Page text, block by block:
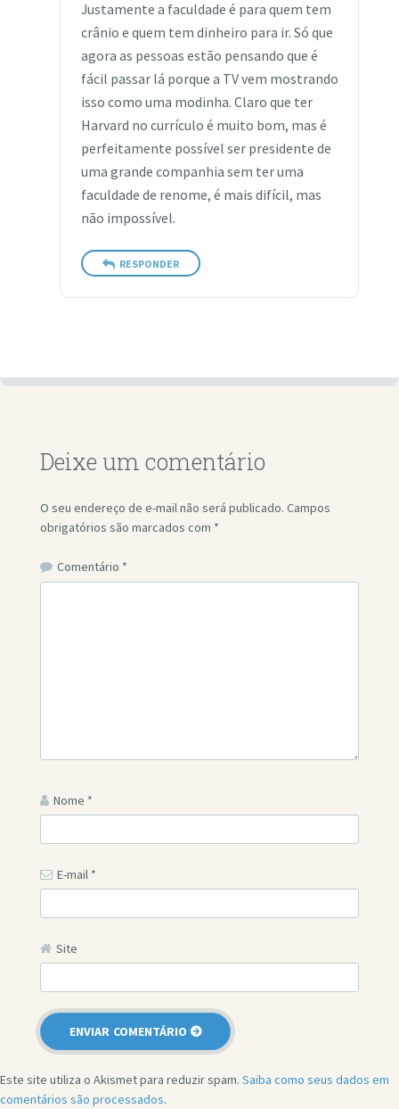
Justamente a faculdade é para quem tem
crânio e quem tem dinheiro para ir. Só que
agora as pessoas estão pensando que é
fácil passar lá porque a TV vem mostrando
isso como uma modinha. Claro que ter
Harvard no currículo é muito bom, mas é
perfeitamente possível ser presidente de
uma grande companhia sem ter uma
faculdade de renome, é mais difícil, mas
não impossível.
RESPONDER
Deixe um comentário
O seu endereço de e-mail não será publicado. Campos
obrigatórios são marcados com *
Comentário *
Nome *
E-mail *
Site
Este site utiliza o Akismet para reduzir spam. Saiba como seus dados em
comentários são processados.